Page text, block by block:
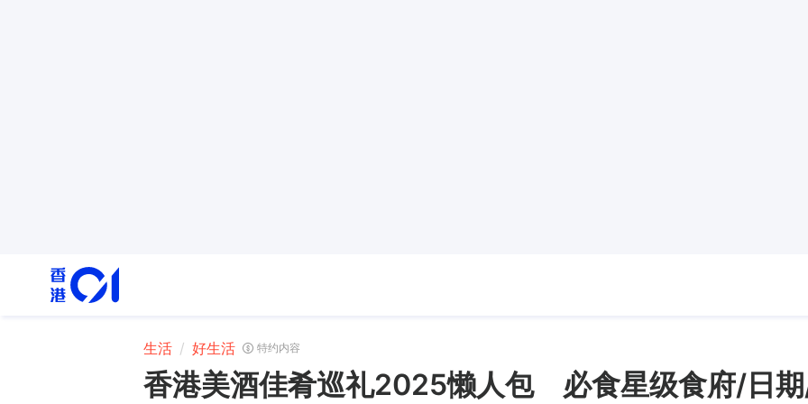
生活 好生活 特约内容
香港美酒佳肴巡礼2025懒人包 必食星级食府/日